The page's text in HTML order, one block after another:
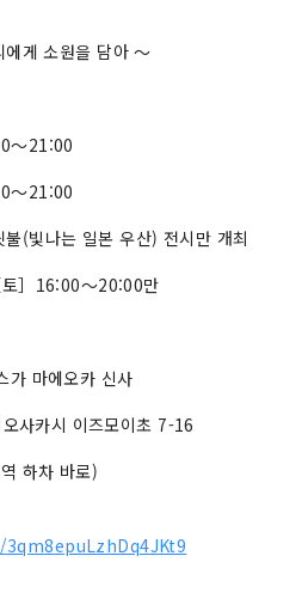
게 소원을 담아 ～
～21:00
～21:00
(빛나는 일본 우산) 전시만 개최
］16:00～20:00만
가 마에오카 신사
사카시 이즈모이초 7-16
하차 바로)